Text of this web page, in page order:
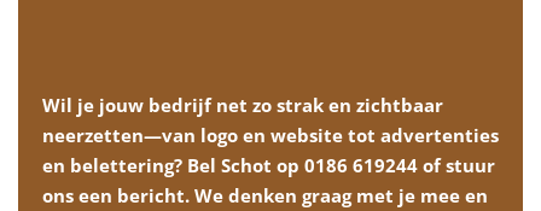
Wil je jouw bedrijf net zo strak en zichtbaar
neerzetten—van logo en website tot advertenties
en belettering? Bel Schot op 0186 619244 of stuur
ons een bericht. We denken graag met je mee en